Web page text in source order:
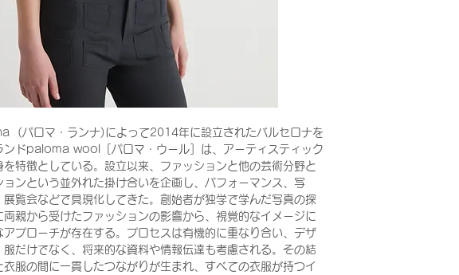
(パロマ・ランナ)によって2014年に設立されたバルセロナを
ンドpaloma wool［パロマ・ウール］は、アーティスティック
を特徴としている。設立以来、ファッションと他の芸術分野と
ョンという並外れた掛け合いを企画し、パフォーマンス、写
展覧会などで具現化してきた。創始者が独学で学んだ写真の探
両親から受けたファッションの影響から、視覚的なイメージに
アプローチが存在する。プロセスは有機的に重なり合い、デザ
服だけでなく、将来的な資料や情報伝達も考慮される。その結
衣服の間に一貫したつながりが生まれ、すべての衣服が持つイ